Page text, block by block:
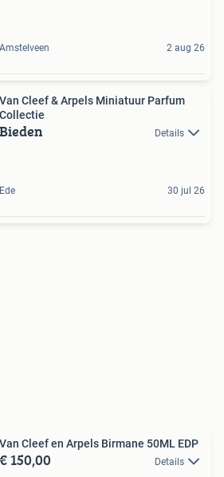
Amstelveen 2 aug 26
Van Cleef & Arpels Miniatuur Parfum
Collectie
Bieden Details
Ede 30 jul 26
Van Cleef en Arpels Birmane 50ML EDP
€ 150,00 Details